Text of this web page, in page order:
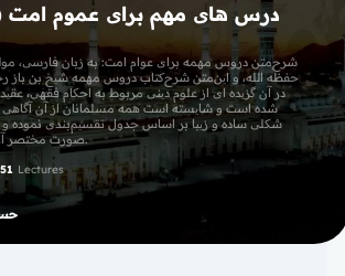
درس های مهم برای عموم امت
شرح‌متن دروس مهمه برای عوام امت: به زبان فارسی،
حفظه الله، و این‌متن شرح‌کتاب دروس مهمه شیخ بن باز
در آن گزیده ای از علوم دینی مربوط به احکام فقهی‌،
شده است و شایسته است همه مسلمانان از آن آگاهی
شکلی ساده و زیبا بر اساس جدول‌ تقسیم‌بندی نموده و
صورت مختصر آزمونی قرار داده است‌.
51 Lectures